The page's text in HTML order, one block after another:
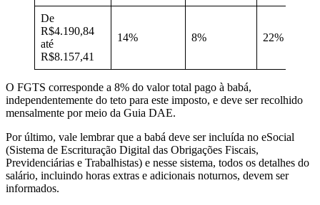
De
R$4.190,84
até
R$8.157,41
14% 8% 22%
O FGTS corresponde a 8% do valor total pago à babá,
independentemente do teto para este imposto, e deve ser recolhido
mensalmente por meio da Guia DAE.
Por último, vale lembrar que a babá deve ser incluída no eSocial
(Sistema de Escrituração Digital das Obrigações Fiscais,
Previdenciárias e Trabalhistas) e nesse sistema, todos os detalhes do
salário, incluindo horas extras e adicionais noturnos, devem ser
informados.